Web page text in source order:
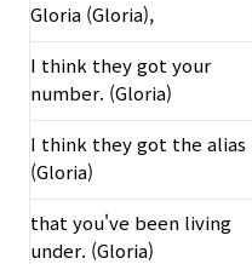
Gloria (Gloria),
I think they got your
number. (Gloria)
I think they got the alias
(Gloria)
that you've been living
under. (Gloria)